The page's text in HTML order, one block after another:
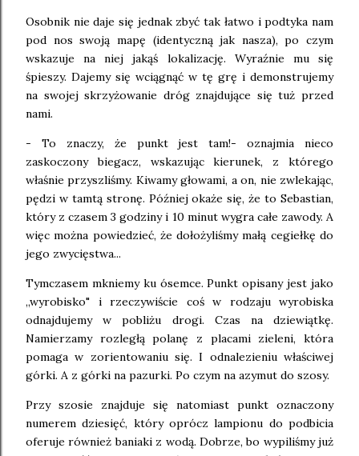
Osobnik nie daje się jednak zbyć tak łatwo i podtyka nam
pod nos swoją mapę (identyczną jak nasza), po czym
wskazuje na niej jakąś lokalizację. Wyraźnie mu się
śpieszy. Dajemy się wciągnąć w tę grę i demonstrujemy
na swojej skrzyżowanie dróg znajdujące się tuż przed
nami.
- To znaczy, że punkt jest tam!- oznajmia nieco
zaskoczony biegacz, wskazując kierunek, z którego
właśnie przyszliśmy. Kiwamy głowami, a on, nie zwlekając,
pędzi w tamtą stronę. Później okaże się, że to Sebastian,
który z czasem 3 godziny i 10 minut wygra całe zawody. A
więc można powiedzieć, że dołożyliśmy małą cegiełkę do
jego zwycięstwa...
Tymczasem mkniemy ku ósemce. Punkt opisany jest jako
,,wyrobisko" i rzeczywiście coś w rodzaju wyrobiska
odnajdujemy w pobliżu drogi. Czas na dziewiątkę.
Namierzamy rozległą polanę z placami zieleni, która
pomaga w zorientowaniu się. I odnalezieniu właściwej
górki. A z górki na pazurki. Po czym na azymut do szosy.
Przy szosie znajduje się natomiast punkt oznaczony
numerem dziesięć, który oprócz lampionu do podbicia
oferuje również baniaki z wodą. Dobrze, bo wypiliśmy już